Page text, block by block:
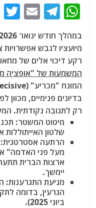
W
h
at
s
A
p
p
T
e
g
ra
m
E
m
ai
l
מיועציו לגבש
רקע דיכוי אלים של
המשמעות של "אופציה
בדיונים פנימיים,
רק לתגובה נקודתית.
מיטוט המשטר:
שלטון האייתוללות
הרתעה
מעל פני האדמה"
ארצות הברית
יימשך.
מניעת התגרענות:
הגרעין, בדומה
ביוני 2025).